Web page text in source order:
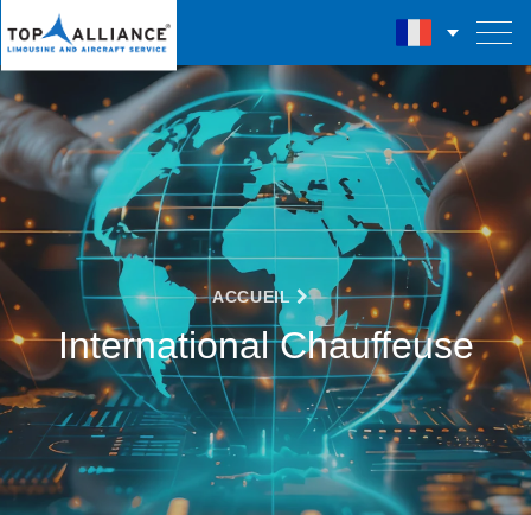
ACCUEIL
International Chauffeuse